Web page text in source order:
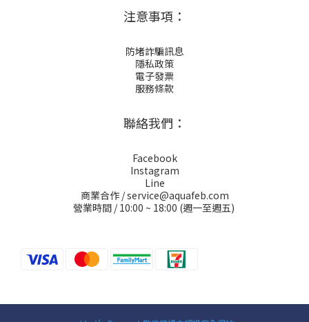
注意事項：
防堵詐騙訊息
隱私政策
電子發票
服務條款
聯絡我們：
Facebook
Instagram
Line
商業合作 / service@aquafeb.com
營業時間 / 10:00 ~ 18:00 (週一至週五)